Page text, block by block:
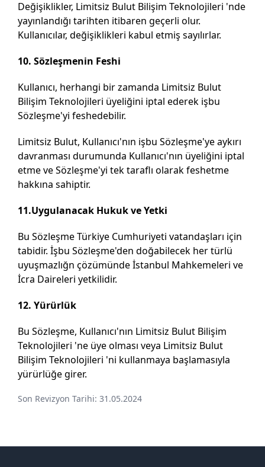
Değişiklikler, Limitsiz Bulut Bilişim Teknolojileri 'nde
yayınlandığı tarihten itibaren geçerli olur.
Kullanıcılar, değişiklikleri kabul etmiş sayılırlar.
10. Sözleşmenin Feshi
Kullanıcı, herhangi bir zamanda Limitsiz Bulut
Bilişim Teknolojileri üyeliğini iptal ederek işbu
Sözleşme'yi feshedebilir.
Limitsiz Bulut, Kullanıcı'nın işbu Sözleşme'ye aykırı
davranması durumunda Kullanıcı'nın üyeliğini iptal
etme ve Sözleşme'yi tek taraflı olarak feshetme
hakkına sahiptir.
11.Uygulanacak Hukuk ve Yetki
Bu Sözleşme Türkiye Cumhuriyeti vatandaşları için
tabidir. İşbu Sözleşme'den doğabilecek her türlü
uyuşmazlığn çözümünde İstanbul Mahkemeleri ve
İcra Daireleri yetkilidir.
12. Yürürlük
Bu Sözleşme, Kullanıcı'nın Limitsiz Bulut Bilişim
Teknolojileri 'ne üye olması veya Limitsiz Bulut
Bilişim Teknolojileri 'ni kullanmaya başlamasıyla
yürürlüğe girer.
Son Revizyon Tarihi: 31.05.2024